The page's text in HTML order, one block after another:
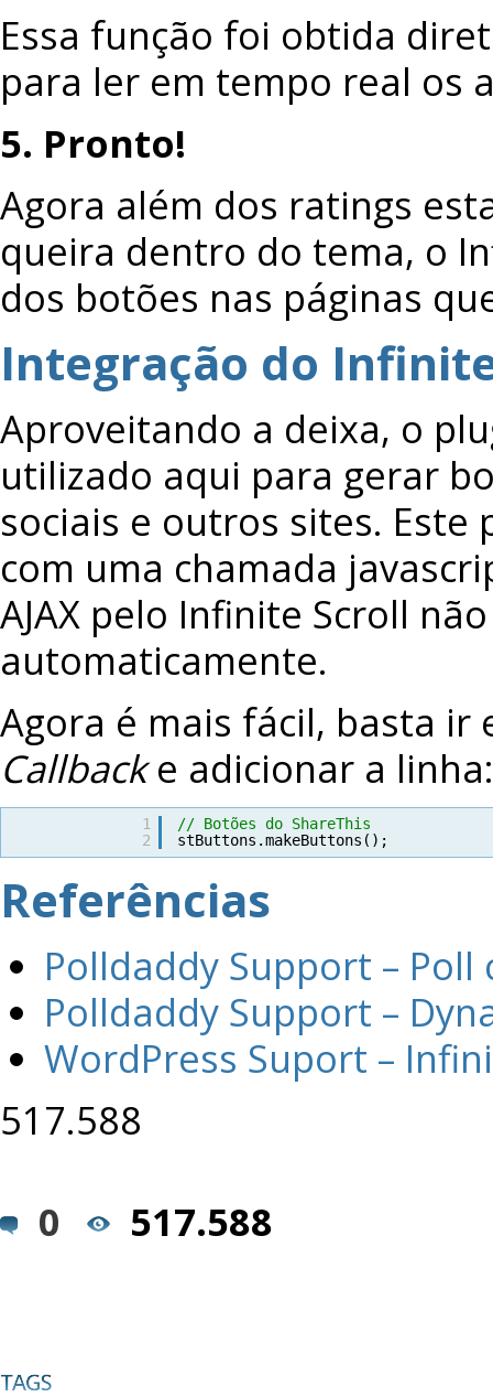
Essa função foi obtida
para ler em tempo real os
5. Pronto!
Agora além dos ratings
queira dentro do tema, o
dos botões nas páginas
Integração do
Aproveitando a deixa, o
utilizado aqui para gerar
sociais e outros sites.
com uma chamada
AJAX pelo Infinite Scroll
automaticamente.
Agora é mais fácil, basta ir
Callbacke adicionar a linha:
1
2
// Botões do ShareThis
stButtons.makeButtons();
Referências
Polldaddy Support – Poll
Polldaddy Support –
WordPress Suport –
517.588
0
517.588